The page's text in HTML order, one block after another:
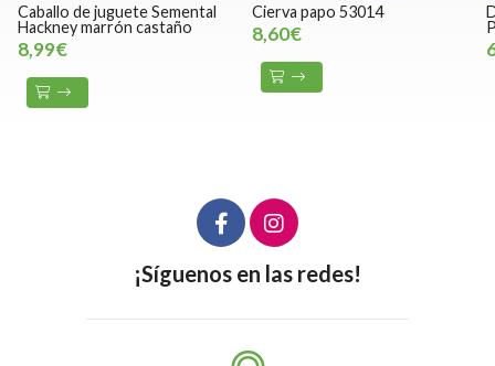
Caballo de juguete Semental
Hackney marrón castaño
8,99€
Cierva papo 53014
8,60€
¡Síguenos en las redes!